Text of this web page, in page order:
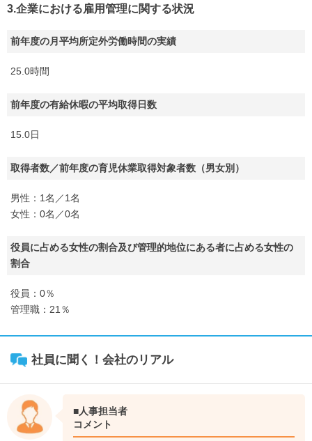
3.企業における雇用管理に関する状況
前年度の月平均所定外労働時間の実績
25.0時間
前年度の有給休暇の平均取得日数
15.0日
取得者数／前年度の育児休業取得対象者数（男女別）
男性：1名／1名
女性：0名／0名
役員に占める女性の割合及び管理的地位にある者に占める女性の
割合
役員：0％
管理職：21％
社員に聞く！会社のリアル
■人事担当者
コメント